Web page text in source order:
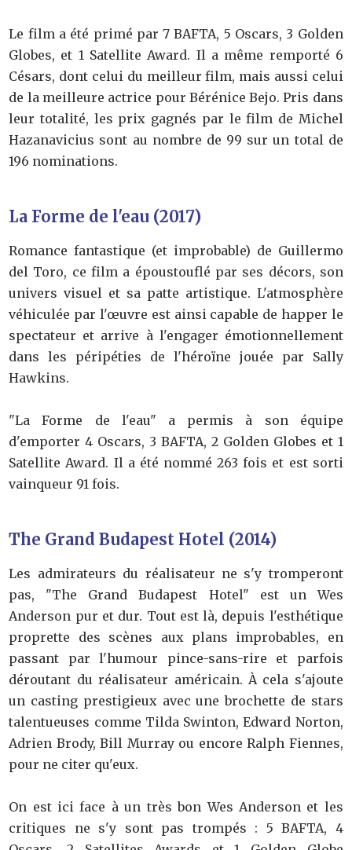
Le film a été primé par 7 BAFTA, 5 Oscars, 3 Golden
Globes, et 1 Satellite Award. Il a même remporté 6
Césars, dont celui du meilleur film, mais aussi celui
de la meilleure actrice pour Bérénice Bejo. Pris dans
leur totalité, les prix gagnés par le film de Michel
Hazanavicius sont au nombre de 99 sur un total de
196 nominations.
La Forme de l'eau (2017)
Romance fantastique (et improbable) de Guillermo
del Toro, ce film a époustouflé par ses décors, son
univers visuel et sa patte artistique. L'atmosphère
véhiculée par l'œuvre est ainsi capable de happer le
spectateur et arrive à l'engager émotionnellement
dans les péripéties de l'héroïne jouée par Sally
Hawkins.
"La Forme de l'eau" a permis à son équipe
d'emporter 4 Oscars, 3 BAFTA, 2 Golden Globes et 1
Satellite Award. Il a été nommé 263 fois et est sorti
vainqueur 91 fois.
The Grand Budapest Hotel (2014)
Les admirateurs du réalisateur ne s'y tromperont
pas, "The Grand Budapest Hotel" est un Wes
Anderson pur et dur. Tout est là, depuis l'esthétique
proprette des scènes aux plans improbables, en
passant par l'humour pince-sans-rire et parfois
déroutant du réalisateur américain. À cela s'ajoute
un casting prestigieux avec une brochette de stars
talentueuses comme Tilda Swinton, Edward Norton,
Adrien Brody, Bill Murray ou encore Ralph Fiennes,
pour ne citer qu'eux.
On est ici face à un très bon Wes Anderson et les
critiques ne s'y sont pas trompés : 5 BAFTA, 4